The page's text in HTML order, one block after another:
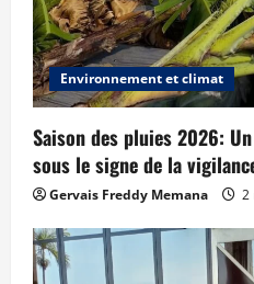
Environnement et climat
Saison des pluies 2026:
sous le signe de la
Gervais Freddy Memana 2